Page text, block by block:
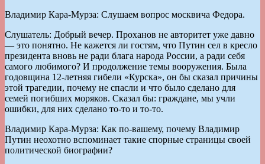
Владимир Кара-Мурза: Слушаем вопрос москвича Федора.
Слушатель: Добрый вечер. Проханов не авторитет уже давно
— это понятно. Не кажется ли гостям, что Путин сел в кресло
президента вновь не ради блага народа России, а ради себя
самого любимого? И продолжение темы вооружения. Была
годовщина 12-летняя гибели «Курска», он бы сказал причины
этой трагедии, почему не спасли и что было сделано для
семей погибших моряков. Сказал бы: граждане, мы учли
ошибки, для них сделано то-то и то-то.
Владимир Кара-Мурза: Как по-вашему, почему Владимир
Путин неохотно вспоминает такие спорные страницы своей
политической биографии?